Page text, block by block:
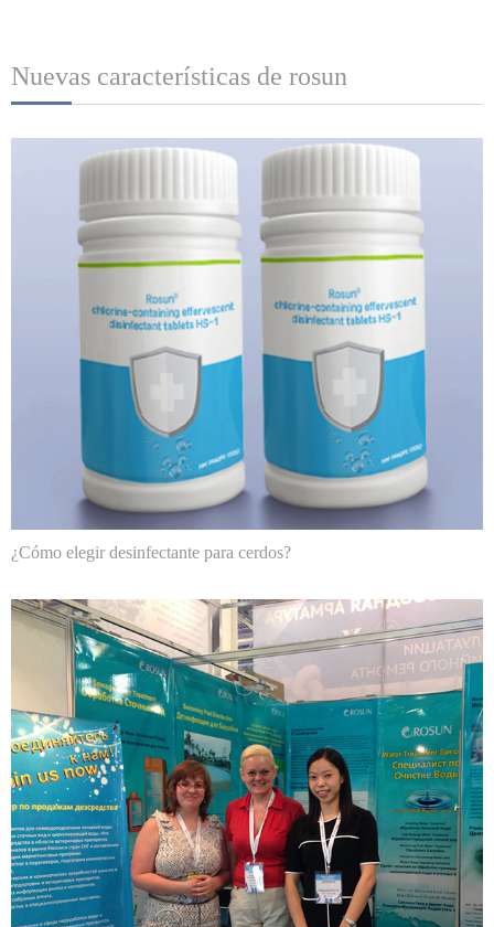
Nuevas características de rosun
¿Cómo elegir desinfectante para cerdos?